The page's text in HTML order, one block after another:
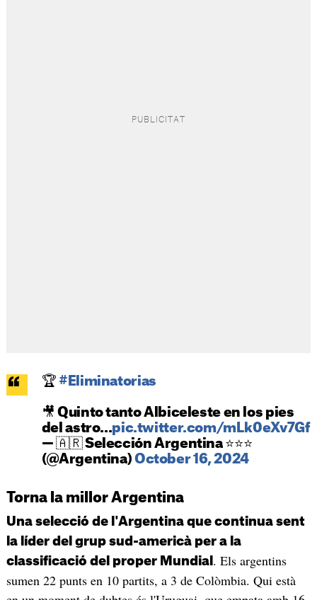
🏆 #Eliminatorias
🎥 Quinto tanto Albiceleste en los pies
del astro...pic.twitter.com/mLk0eXv7Gf
— 🇦🇷 Selección Argentina ⭐⭐⭐
(@Argentina) October 16, 2024
Torna la millor Argentina
Una selecció de l'Argentina que continua sent
la líder del grup sud-americà per a la
classificació del proper Mundial . Els argentins
sumen 22 punts en 10 partits, a 3 de Colòmbia. Qui està